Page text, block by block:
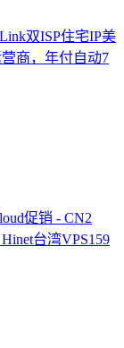
双ISP住宅IP美
商，年付自动7
促销 - CN2
台湾VPS159